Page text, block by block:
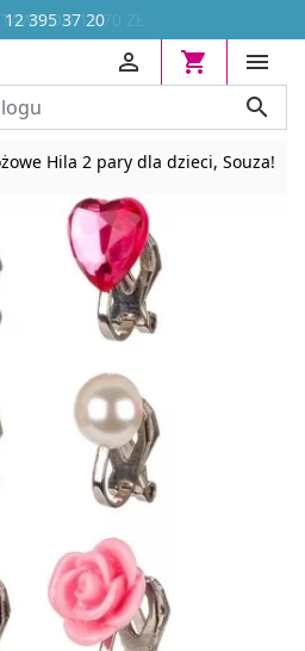
12 395 37 20
OD 13,70 ZŁ




Hila 2 pary dla dzieci, Souza!